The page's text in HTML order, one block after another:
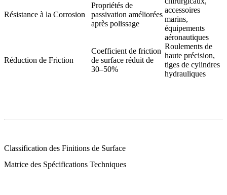
Résistance à la Corrosion
Propriétés de
passivation améliorées
après polissage
accessoires
marins,
équipements
aéronautiques
Réduction de Friction
Coefficient de friction
de surface réduit de
30–50%
Roulements de
haute précision,
tiges de cylindres
hydrauliques
Classification des Finitions de Surface
Matrice des Spécifications Techniques